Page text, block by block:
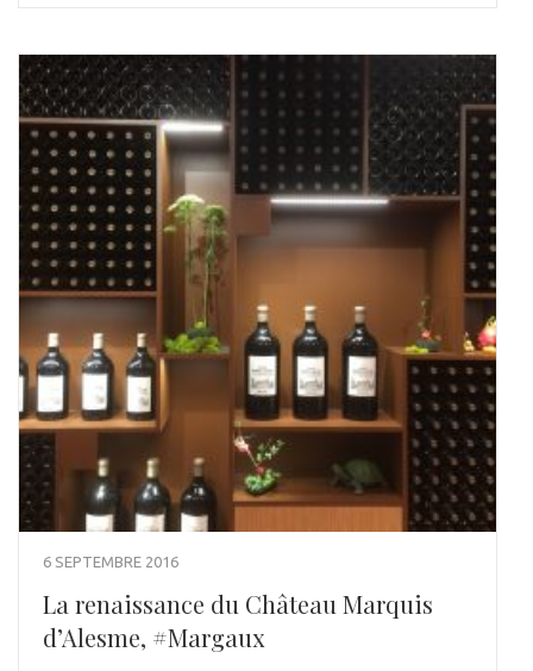
6 SEPTEMBRE 2016
La renaissance du Château Marquis
d’Alesme, #Margaux